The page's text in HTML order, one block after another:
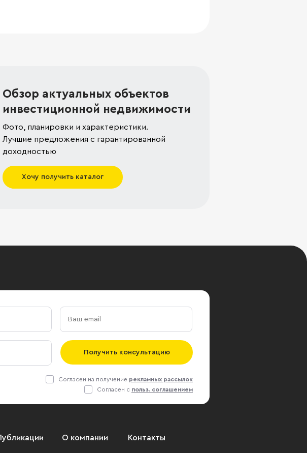
Обзор актуальных объектов
инвестиционной недвижимости
Фото, планировки и характеристики.
Лучшие предложения с гарантированной
доходностью
Хочу получить каталог
Получить консультацию
Согласен на получение рекламных рассылок
Согласен с польз. соглашением
О компании Контакты